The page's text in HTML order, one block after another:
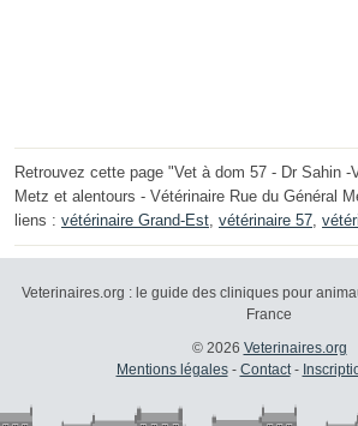
Retrouvez cette page "Vet à dom 57 - Dr Sahin -
Metz et alentours - Vétérinaire Rue du Général
liens : vétérinaire Grand-Est, vétérinaire 57,
Veterinaires.org : le guide des cliniques pour
France
© 2026 Veterinaires.org
Mentions légales- Contact-